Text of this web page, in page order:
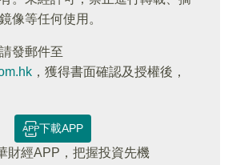
像等任何使用。
發郵件至
，獲得書面確認及授權後，
下載APP
財經APP，把握投資先機